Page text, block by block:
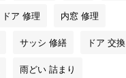
ドア 修理 内窓 修理
サッシ 修繕 ドア 交換
雨どい 詰まり